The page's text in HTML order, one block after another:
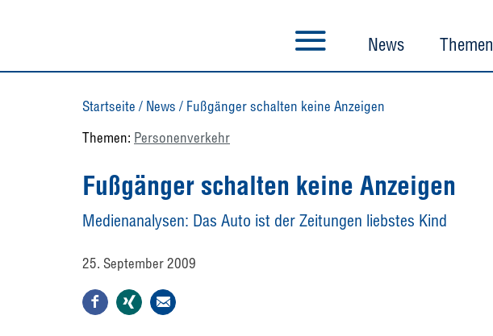
News Themen
Startseite / News / Fußgänger schalten keine Anzeigen
Themen: Personenverkehr
Fußgänger schalten keine Anzeigen
Medienanalysen: Das Auto ist der Zeitungen liebstes Kind
25. September 2009